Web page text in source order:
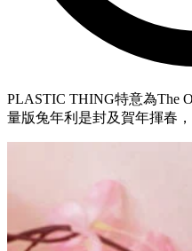
PLASTIC THING特意為The
量版兔年利是封及賀年揮春